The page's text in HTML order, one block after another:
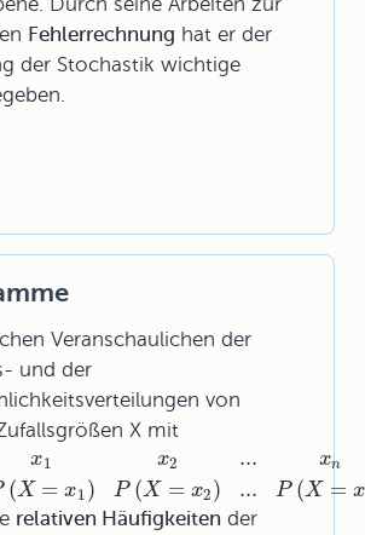
Fehlerrechnung hat er der
der Stochastik wichtige
Veranschaulichen der
und der
von
X mit
x1
(X = x1)
x2
P (X = x2)
...
...
xn
P (X =
relativen Häufigkeiten der